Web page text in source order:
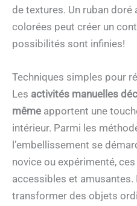
de textures. Un ruban doré
colorées peut créer un
possibilités sont infinies!
Techniques simples pour
Les activités manuelles
même apportent une
intérieur. Parmi les
l’embellissement se
novice ou expérimenté,
accessibles et
transformer des objets